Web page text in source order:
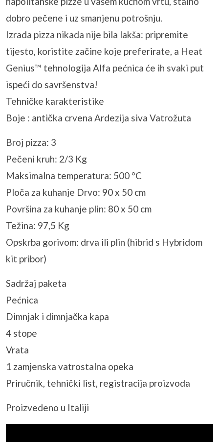
dobro pečene i uz smanjenu potrošnju.
Izrada pizza nikada nije bila lakša: pripremite
tijesto, koristite začine koje preferirate, a Heat
Genius™ tehnologija Alfa pećnica će ih svaki put
ispeći do savršenstva!
Tehničke karakteristike
Boje : antička crvena Ardezija siva Vatrožuta
Broj pizza: 3
Pečeni kruh: 2/3 Kg
Maksimalna temperatura: 500 °C
Ploča za kuhanje Drvo: 90 x 50 cm
Površina za kuhanje plin: 80 x 50 cm
Težina: 97,5 Kg
Opskrba gorivom: drva ili plin (hibrid s Hybridom
kit pribor)
Sadržaj paketa
Pećnica
Dimnjak i dimnjačka kapa
4 stope
Vrata
1 zamjenska vatrostalna opeka
Priručnik, tehnički list, registracija proizvoda
Proizvedeno u Italiji